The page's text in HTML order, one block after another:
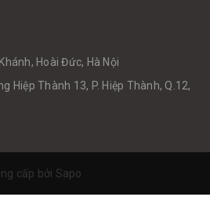
Hoài Đức, Hà Nội
Hiệp Thành 13, P. Hiệp Thành, Q.12,
cấp bởi Sapo